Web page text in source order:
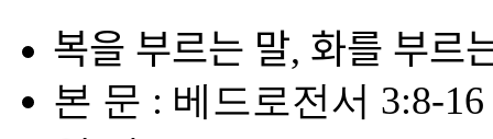
복을 부르는 말, 화를
본 문 : 베드로전서 3:8-16